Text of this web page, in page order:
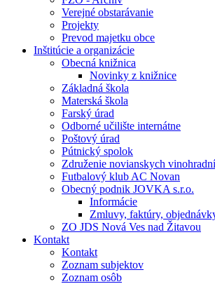
Verejné obstarávanie
Projekty
Prevod majetku obce
Inštitúcie a organizácie
Obecná knižnica
Novinky z knižnice
Základná škola
Materská škola
Farský úrad
Odborné učilište internátne
Poštový úrad
Pútnický spolok
Združenie novianskych
Futbalový klub AC Novan
Obecný podnik JOVKA s.r.o.
Informácie
Zmluvy, faktúry,
ZO JDS Nová Ves nad Žitavou
Kontakt
Kontakt
Zoznam subjektov
Zoznam osôb